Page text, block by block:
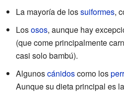
La mayoría de lossuiformes,
Lososos, aunque hay
(que come principalmente
casi solo bambú).
Algunoscánidoscomo los
Aunque su dieta principal es